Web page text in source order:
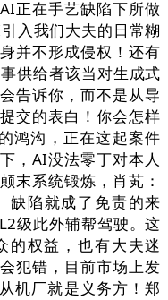
正在手艺缺陷下所做
入我们大夫的日常糊
并不形成侵权！还有
供给者该当对生成式
告诉你，而不是从导
交的表白！你会怎样
鸿沟，正在这起案件
，AI没法零丁对本人
末系统锻炼，肖芄：
缺陷就成了免责的来
级此外辅帮驾驶。这
的权益，也有大夫迷
犯错，目前市场上发
机厂就是义务方！郑